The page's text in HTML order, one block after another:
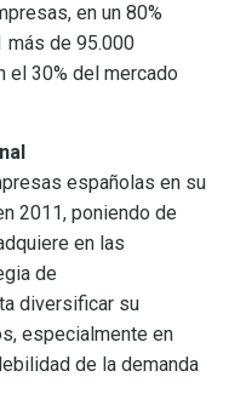
en un 80%
más de 95.000
el 30% del mercado
españolas en su
2011, poniendo de
en las
de
diversificar su
especialmente en
de la demanda